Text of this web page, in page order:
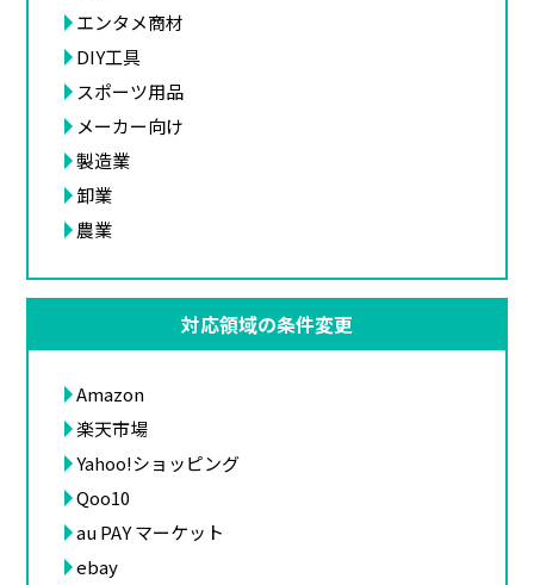
エンタメ商材
DIY工具
スポーツ用品
メーカー向け
製造業
卸業
農業
対応領域の条件変更
Amazon
楽天市場
Yahoo!ショッピング
Qoo10
au PAY マーケット
ebay